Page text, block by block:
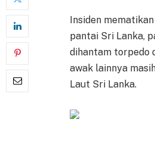
Insiden
pantai Sri Lanka,
dihantam torpedo
awak lainnya
Laut Sri Lanka.